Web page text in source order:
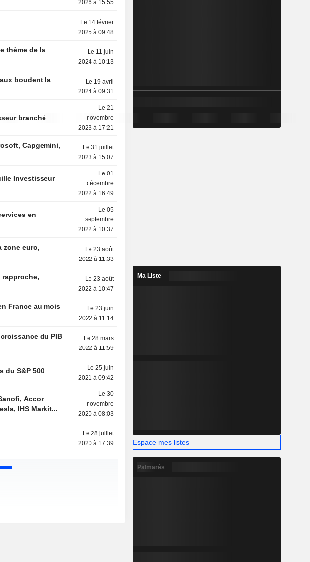
2026 à 15:55
Le 14 février
2025 à 09:48
thème de la
Le 11 juin
2024 à 10:13
boudent la
Le 19 avril
2024 à 09:31
branché
Le 21
novembre
2023 à 17:21
Capgemini,
Le 31 juillet
2023 à 15:07
Investisseur
Le 01
décembre
2022 à 16:49
en
Le 05
septembre
2022 à 10:37
zone euro,
Le 23 août
2022 à 11:33
rapproche,
Le 23 août
2022 à 10:47
France au mois
Le 23 juin
2022 à 11:14
du PIB
Le 28 mars
2022 à 11:59
du S&P 500
Le 25 juin
2021 à 09:42
Accor,
IHS Markit...
Le 30
novembre
2020 à 08:03
Le 28 juillet
2020 à 17:39
Ma Liste
Espace mes listes
Palmarès